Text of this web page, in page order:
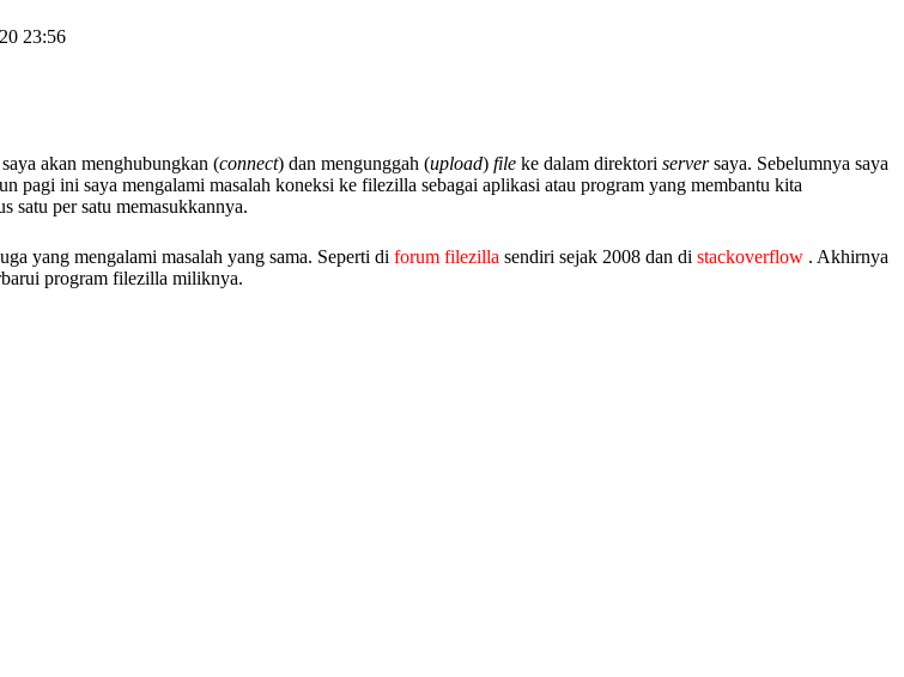
23:56
akan menghubungkan (connect) dan mengunggah (upload) file ke dalam direktori serversaya. Sebelumnya saya
pagi ini saya mengalami masalah koneksi ke filezilla sebagai aplikasi atau program yang membantu kita
satu per satu memasukkannya.
yang mengalami masalah yang sama. Seperti di forum filezilla sendiri sejak 2008 dan di stackoverflow . Akhirnya
program filezilla miliknya.